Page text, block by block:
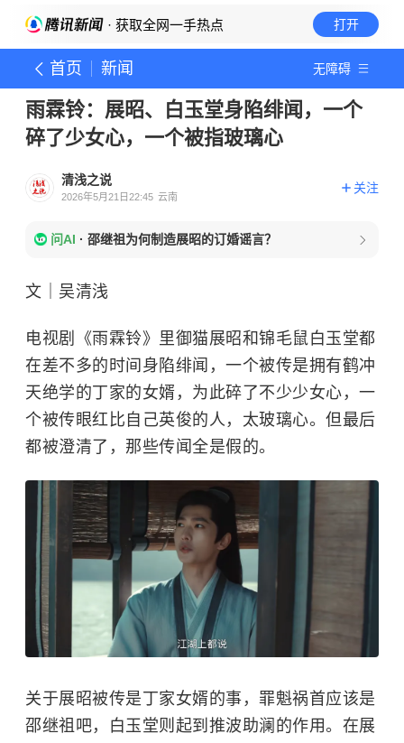
· 获取全网一手热点 打开
首页 新闻 无障碍
雨霖铃：展昭、白玉堂身陷绯闻，一个
碎了少女心，一个被指玻璃心
清浅之说
2026年5月21日22:45 云南
关注
问AI · 邵继祖为何制造展昭的订婚谣言？
文｜吴清浅
电视剧《雨霖铃》里御猫展昭和锦毛鼠白玉堂都
在差不多的时间身陷绯闻，一个被传是拥有鹤冲
天绝学的丁家的女婿，为此碎了不少少女心，一
个被传眼红比自己英俊的人，太玻璃心。但最后
都被澄清了，那些传闻全是假的。
关于展昭被传是丁家女婿的事，罪魁祸首应该是
邵继祖吧，白玉堂则起到推波助澜的作用。在展